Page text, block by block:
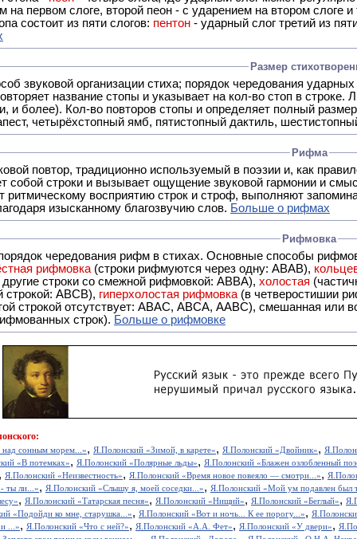
на первом слоге, второй пеон - с ударением на втором слоге и
состоит из пяти слогов: пентон - ударный слог третий из
Размер
звуковой организации стиха; порядок чередования
название стопы и указывает на кол-во стоп в
и более). Кол-во повторов стопы и определяет полный
четырёхстопный ямб, пятистопный дактиль,
Рифма
- это звуковой повтор, традиционно используемый в
собой строки и вызывает ощущение звуковой гармонии и
ритмическому восприятию строк и строф, выполняют
изысканному благозвучию слов. Больше о рифмах
Рифмовка
чередования рифм в стихах. Основные способы
рифмовка (строки рифмуются через одну: ABAB),
через две другие строки со смежной рифмовкой: ABBA), холостая
строкой: АBCB), гиперхолостая рифмовка (в четверостишии
ABAC, ABCA, AABC), смешанная или вольная рифмовка (рифмовка в сложных строфах с различными
строк). Больше о рифмовке
над сонным морем...», Я.Полонский «Зимой, в карете», Я.Полонский «Двойник»,
«В потемках», Я.Полонский «Полярные льды», Я.Полонский «Блажен озлобленный
, Я.Полонский «Неизвестность», Я.Полонский «Время новое повеяло — смотри...»,
ты ли...», Я.Полонский «Слышу я, моей соседки...», Я.Полонский «Мой ум подавлен был
, Я.Полонский «Татарская песня», Я.Полонский «Нищий», Я.Полонский «Беглый»,
«Подойди ко мне, старушка...», Я.Полонский «Вот и ночь... К ее порогу...»,
...», Я.Полонский «Что с ней?», Я.Полонский «А.А. Фет», Я.Полонский «У двери»,